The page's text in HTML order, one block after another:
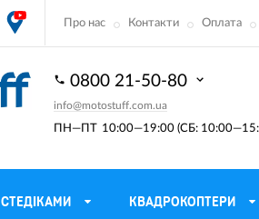
Про нас Контакти Оплата
ПН—ПТ 10:00—19:00 (СБ:
0800 21-50-80
info@motostuff.com.ua
CТЕДІКАМИ КВАДРОКОПТЕРИ